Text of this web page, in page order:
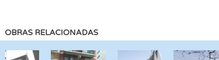
OBRAS RELACIONADAS